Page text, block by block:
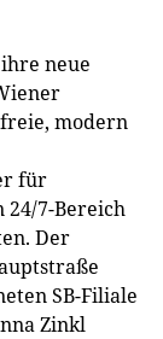
neue
modern
für
24/7-Bereich
Der
SB-Filiale
Zinkl